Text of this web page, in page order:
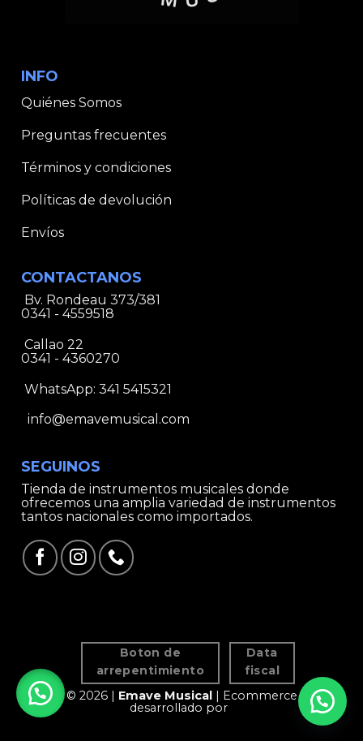
INFO
Quiénes Somos
Preguntas frecuentes
Términos y condiciones
Políticas de devolución
Envíos
CONTACTANOS
Bv. Rondeau 373/381
0341 - 4559518
Callao 22
0341 - 4360270
WhatsApp: 341 5415321
info@emavemusical.com
SEGUINOS
Tienda de instrumentos musicales donde
ofrecemos una amplia variedad de instrumentos
tantos nacionales como importados.
Boton de
arrepentimiento
Data
fiscal
© 2026 | Emave Musical
| Ecommerce
desarrollado por